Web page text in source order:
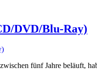
DVD/Blu-Ray)
fünf Jahre beläuft,